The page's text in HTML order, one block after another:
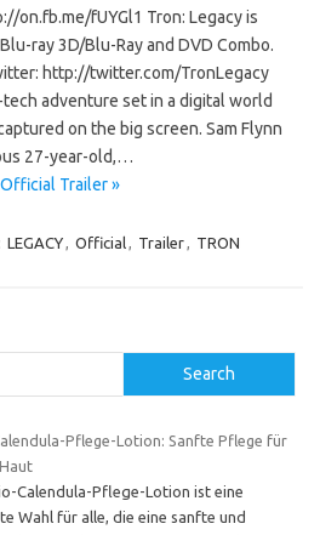
on.fb.me/fUYGl1 Tron: Legacy is
ray 3D/Blu-Ray and DVD Combo.
http://twitter.com/TronLegacy
tech adventure set in a digital world
on the big screen. Sam Flynn
27-year-old,…
Official Trailer »
LEGACY, Official, Trailer, TRON
Search
Pflege-Lotion: Sanfte Pflege für
Calendula-Pflege-Lotion ist eine
Wahl für alle, die eine sanfte und